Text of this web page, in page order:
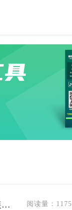
联想电脑怎么u盘启动装系统(联想电脑如何u盘启动装系统) 阅读量： 1175